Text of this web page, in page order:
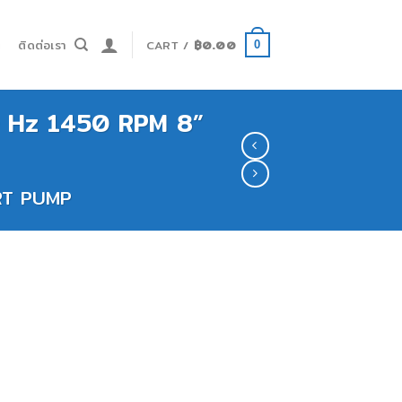
ติดต่อเรา CART / ฿0.00 0
1450 RPM 8”
PUMP